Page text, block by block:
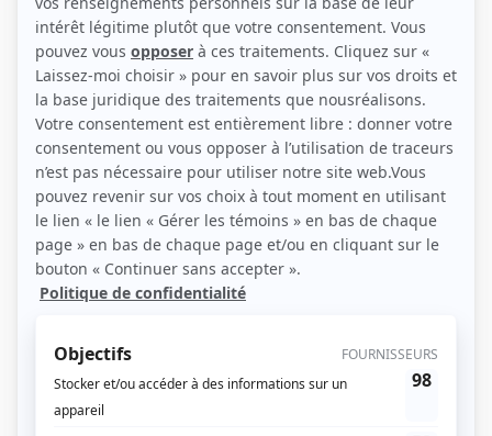
(Source: Showbizz.net / Stéphane Chaput)
Liens
Fiche de Fernand Patry sur Showbizz.net
Personnages
Le clan(Bandit Hell's Angels
Unité 9(Claude Cadorette 2015
Le dernier chapitre : La vengeance